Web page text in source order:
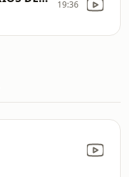
19:36